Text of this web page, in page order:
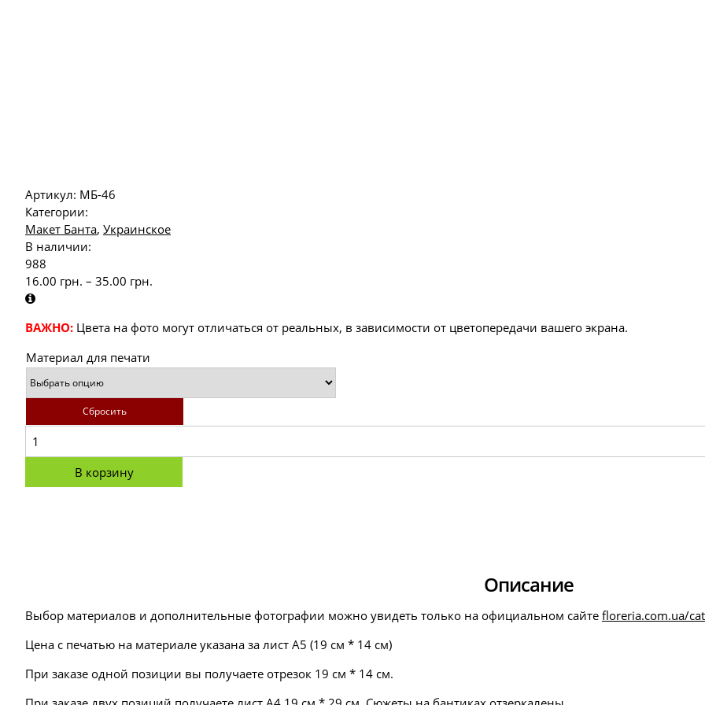
Артикул: МБ-46
Категории:
Макет Банта, Украинское
В наличии:
988
16.00 грн. – 35.00 грн.
ВАЖНО: Цвета на фото могут отличаться от реальных, в зависимости от цветопередачи вашего экрана.
Материал для печати
Сбросить
В корзину
Описание
Выбор материалов и дополнительные фотографии можно увидеть только на официальном сайте floreria.com.ua/
Цена с печатью на материале указана за лист А5 (19 см * 14 см)
При заказе одной позиции вы получаете отрезок 19 см * 14 см.